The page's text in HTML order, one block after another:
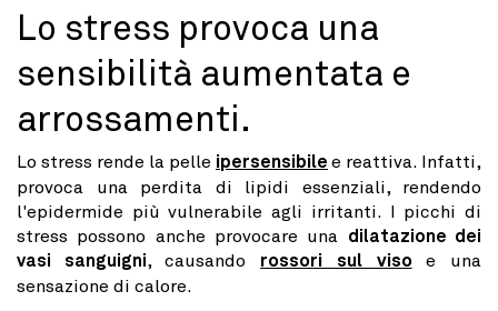
Lo stress provoca una
sensibilità aumentata e
arrossamenti.
Lo stress rende la pelle ipersensibile e reattiva. Infatti,
provoca una perdita di lipidi essenziali, rendendo
l'epidermide più vulnerabile agli irritanti. I picchi di
stress possono anche provocare una dilatazione dei
vasi sanguigni, causando rossori sul visoe una
sensazione di calore.